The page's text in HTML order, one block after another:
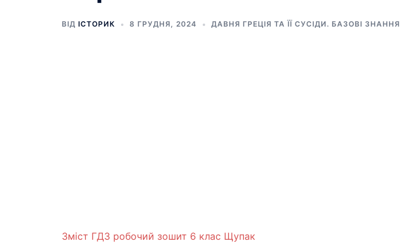
ВІД ІСТОРИК 8 ГРУДНЯ, 2024 ДАВНЯ ГРЕЦІЯ ТА ЇЇ СУСІДИ. БАЗОВІ ЗНАННЯ
Зміст ГДЗ робочий зошит 6 клас Щупак